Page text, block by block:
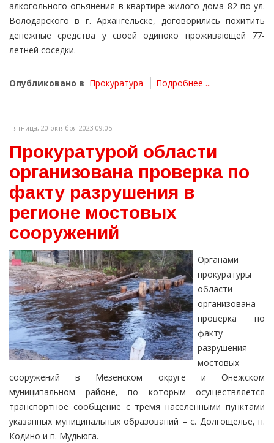
алкогольного опьянения в квартире жилого дома 82 по ул.
Володарского в г. Архангельске, договорились похитить
денежные средства у своей одиноко проживающей 77-
летней соседки.
Опубликовано в Прокуратура Подробнее ...
Пятница, 20 октября 2023 09:05
Прокуратурой области
организована проверка по
факту разрушения в
регионе мостовых
сооружений
Органами
прокуратуры
области
организована
проверка по
факту
разрушения
мостовых
сооружений в Мезенском округе и Онежском
муниципальном районе, по которым осуществляется
транспортное сообщение с тремя населенными пунктами
указанных муниципальных образований – с. Долгощелье, п.
Кодино и п. Мудьюга.